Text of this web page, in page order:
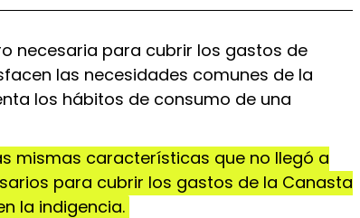
necesaria para cubrir los gastos de
las necesidades comunes de la
los hábitos de consumo de una
mismas características que no llegó a
para cubrir los gastos de la Canasta
la indigencia.